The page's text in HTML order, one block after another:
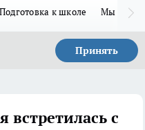
Подготовка к школе Мы в MAX
Принять
с